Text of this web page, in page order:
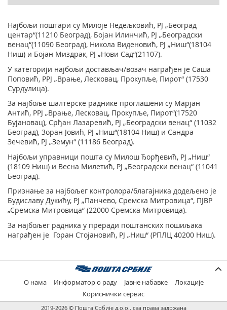
Најбољи поштари су Милоје Недељковић, РЈ „Београд
центар“(11210 Београд), Бојан Илинчић, РЈ „Београдски
венац“(11090 Београд), Никола Виденовић, РЈ „Ниш“(18104
Ниш) и Бојан Миздрак, РЈ „Нови Сад“(21107).
У категорији најбољи достављач/возач награђен је Саша
Поповић, РРЈ „Врање, Лесковац, Прокупље, Пирот“ (17530
Сурдулица).
За најбоље шалтерске раднике проглашени су Марјан
Антић, РРЈ „Врање, Лесковац, Прокупље, Пирот“(17520
Бујановац), Срђан Лазаревић, РЈ „Београдски венац“ (11032
Београд), Зоран Јовић, РЈ „Ниш“(18104 Ниш) и Сандра
Зечевић, РЈ „Земун“ (11186 Београд).
Најбољи управници пошта су Милош Ђорђевић, РЈ „Ниш“
(18109 Ниш) и Весна Милетић, РЈ „Београдски венац“ (11041
Београд).
Признање за најбољег контролора/благајника додељено је
Будиславу Дукићу, РЈ „Панчево, Сремска Митровица“, ПЈВР
„Сремска Митровица“ (22000 Сремска Митровица).
За најбољег радника у преради поштанских пошиљака
награђен је Горан Стојановић, РЈ „Ниш“ (РПЛЦ 40200 Ниш).
О нама Информатор о раду Јавне набавке
Локације
Кориснички сервис
2019-2026 © Пошта Србије д.о.о., сва права задржана